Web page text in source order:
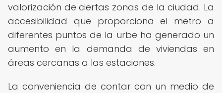
valorización de ciertas zonas de la ciudad. La
accesibilidad que proporciona el metro a
diferentes puntos de la urbe ha generado un
aumento en la demanda de viviendas en
áreas cercanas a las estaciones.
La conveniencia de contar con un medio de